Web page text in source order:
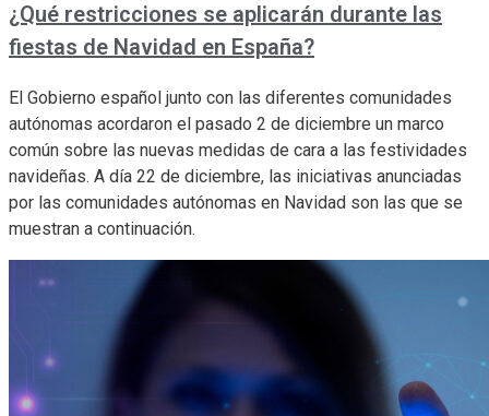
¿Qué restricciones se aplicarán durante las
fiestas de Navidad en España?
El Gobierno español junto con las diferentes comunidades
autónomas acordaron el pasado 2 de diciembre un marco
común sobre las nuevas medidas de cara a las festividades
navideñas. A día 22 de diciembre, las iniciativas anunciadas
por las comunidades autónomas en Navidad son las que se
muestran a continuación.